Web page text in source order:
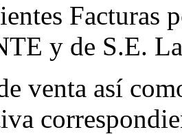
Facturas
y de S.E.
venta así